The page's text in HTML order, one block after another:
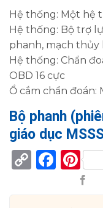
Hệ thống: Một hệ
Hệ thống: Bộ trợ
phanh, mạch thủy
Hệ thống: Chẩn
OBD 16 cực
Ổ cắm chẩn đoán:
Bộ phanh
giáo dục
Copy